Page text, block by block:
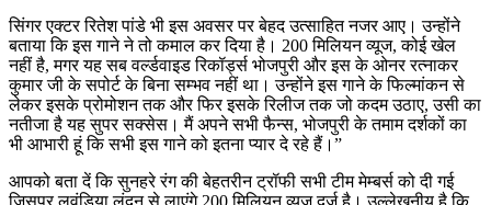
सिंगर एक्टर रितेश पांडे भी इस अवसर पर बेहद उत्साहित नजर आए। उन्होंने
बताया कि इस गाने ने तो कमाल कर दिया है। 200 मिलियन व्यूज, कोई खेल
नहीं है, मगर यह सब वर्ल्डवाइड रिकॉर्ड्स भोजपुरी और इस के ओनर रत्नाकर
कुमार जी के सपोर्ट के बिना सम्भव नहीं था। उन्होंने इस गाने के फिल्मांकन से
लेकर इसके प्रोमोशन तक और फिर इसके रिलीज तक जो कदम उठाए, उसी का
नतीजा है यह सुपर सक्सेस। मैं अपने सभी फैन्स, भोजपुरी के तमाम दर्शकों का
भी आभारी हूं कि सभी इस गाने को इतना प्यार दे रहे हैं।”
आपको बता दें कि सुनहरे रंग की बेहतरीन ट्रॉफी सभी टीम मेम्बर्स को दी गई